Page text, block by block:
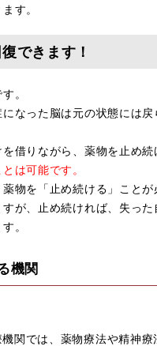
す。
できます！
。
なった脳は元の状態には戻
借りながら、薬物を止め続
は可能です。
物を「止め続ける」ことが
が、止め続ければ、失った
。
機関
関では、薬物療法や精神療